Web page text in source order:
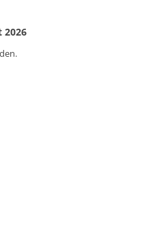
2026